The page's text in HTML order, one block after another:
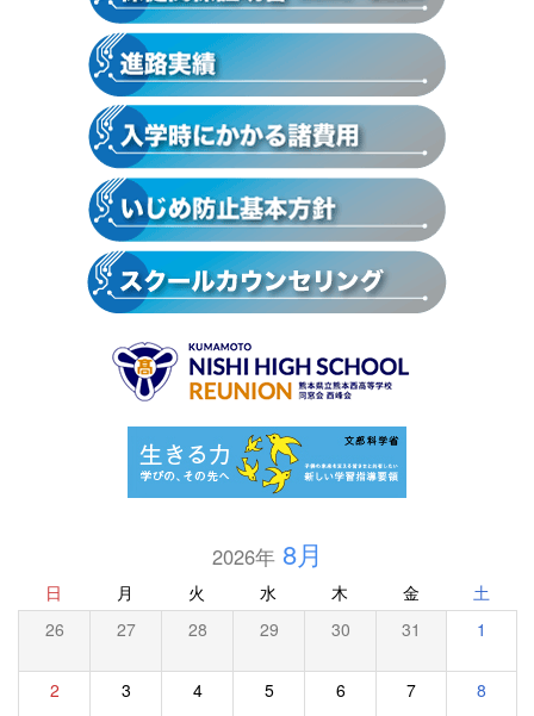
2026年8月
日 月 火 水 木 金 土
26 27 28 29 30 31 1
2 3 4 5 6 7 8